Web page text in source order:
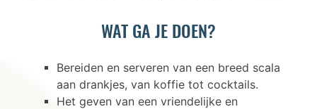
WAT GA JE DOEN?
Bereiden en serveren van een breed scala
aan drankjes, van koffie tot cocktails.
Het geven van een vriendelijke en